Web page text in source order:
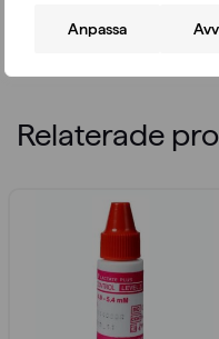
Anpassa
säkerhetsbåge
Relaterade